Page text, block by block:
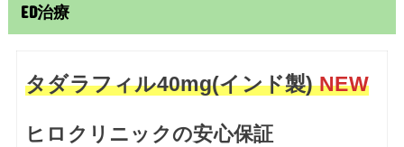
ED治療
タダラフィル40mg(インド製)NEW
ヒロクリニックの安心保証